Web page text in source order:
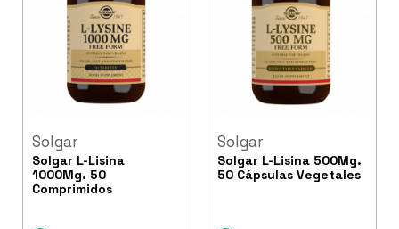
Solgar
Solgar L-Lisina
1000Mg. 50
Comprimidos
Solgar
Solgar L-Lisina 500Mg.
50 Cápsulas Vegetales